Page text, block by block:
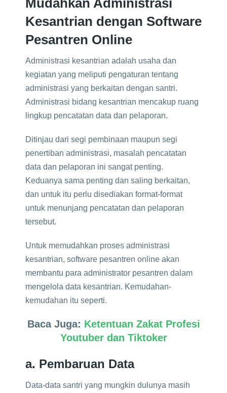
Mudahkan Administrasi
Kesantrian dengan Software
Pesantren Online
Administrasi kesantrian adalah usaha dan
kegiatan yang meliputi pengaturan tentang
administrasi yang berkaitan dengan santri.
Administrasi bidang kesantrian mencakup ruang
lingkup pencatatan data dan pelaporan.
Ditinjau dari segi pembinaan maupun segi
penertiban administrasi, masalah pencatatan
data dan pelaporan ini sangat penting.
Keduanya sama penting dan saling berkaitan,
dan untuk itu perlu disediakan format-format
untuk menunjang pencatatan dan pelaporan
tersebut.
Untuk memudahkan proses administrasi
kesantrian, software pesantren online akan
membantu para administrator pesantren dalam
mengelola data kesantrian. Kemudahan-
kemudahan itu seperti.
Baca Juga: Ketentuan Zakat Profesi
Youtuber dan Tiktoker
a. Pembaruan Data
Data-data santri yang mungkin dulunya masih